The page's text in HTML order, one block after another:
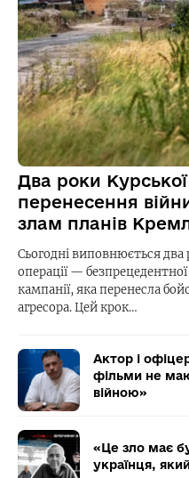
Два роки Курської
перенесення
злам планів
Сьогодні виповнюється два
операції —
кампанії, яка перенесла
агресора. Цей крок…
Актор і
фільми не
війною»
«Це зло має
українця,